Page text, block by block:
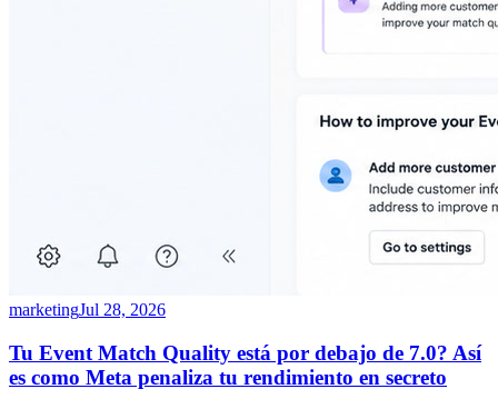
marketingJul 28, 2026
Tu Event Match Quality está por debajo de 7.0? Así
es como Meta penaliza tu rendimiento en secreto